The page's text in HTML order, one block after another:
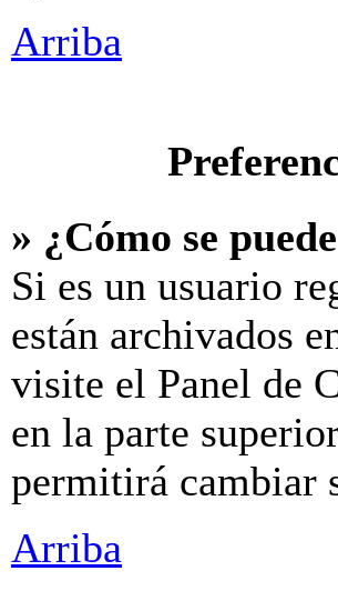
Arriba
» ¿Cómo se
Si es un usuario
están archivados
visite el Panel de
en la parte
permitirá cambiar
Arriba